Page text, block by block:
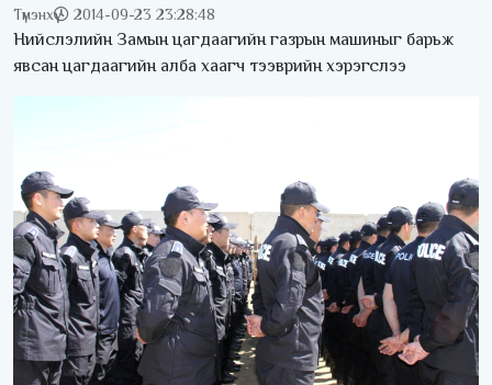
Түмэнхүү 2014-09-23 23:28:48
Нийслэлийн Замын цагдаагийн газрын машиныг барьж
явсан цагдаагийн алба хаагч тээврийн хэрэгслээ